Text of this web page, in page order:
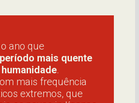
ano que
período mais quente
.
mais frequência
extremos, que